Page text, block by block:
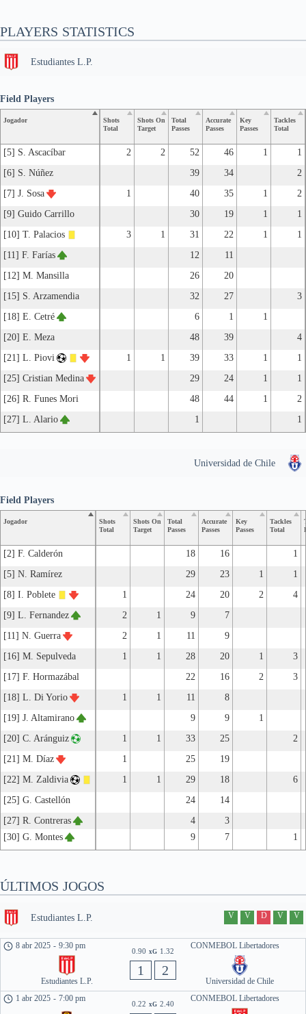
PLAYERS STATISTICS
Estudiantes L.P.
Jogador
Shots
Total
Shots On
Target
Total
Passes
Accurate
Passes
Key
Passes
Tackles
Total
[5] S. Ascacíbar 2 2 52 46 1
1
[6] S. Núñez
39 34
2
[7] J. Sosa
1 40 35 1
2
[9] Guido Carrillo
30 19 1
1
[10] T. Palacios
3 1 31 22 1
1
[11] F. Farías
12
11
[12] M. Mansilla
26
20
[15] S. Arzamendia
32 27
3
[18] E. Cetré
6 1
1
[20] E. Meza
48 39
4
[21] L. Piovi
1 1 39 33 1
1
[25] Cristian Medina
29 24 1
1
[26] R. Funes Mori
48 44 1
2
[27] L. Alario
1 1
Field Players
Universidad de Chile
Jogador
Shots
Total
Shots On
Target
Total
Passes
Accurate
Passes
Key
Passes
Tackles
Total
[2] F. Calderón 18 16
1
[5] N. Ramírez
29 23 1
1
[8] I. Poblete
1 24 20 2
4
[9] L. Fernandez
2 1 9
7
[11] N. Guerra
2 1 11
9
[16] M. Sepulveda
1 1 28 20 1
3
[17] F. Hormazábal
22 16 2
3
[18] L. Di Yorio
1 1 11
8
[19] J. Altamirano
9 9
1
[20] C. Aránguiz
1 1 33 25
2
[21] M. Díaz
1 25
19
[22] M. Zaldivia
1 1 29 18
6
[25] G. Castellón
24
14
[27] R. Contreras
4
3
[30] G. Montes
9 7 1
Field Players
ÚLTIMOS JOGOS
Estudiantes L.P. V V D V V
CONMEBOL Libertadores
8 abr 2025 - 9:30 pm
Estudiantes L.P.
0.90 xG 1.32
1 2
Universidad de Chile
CONMEBOL Libertadores
1 abr 2025 - 7:00 pm
0.22 xG 2.40